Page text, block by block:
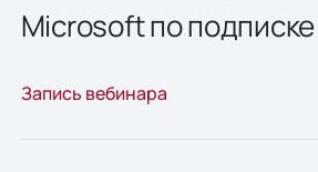
Microsoft по подписке
Запись вебинара